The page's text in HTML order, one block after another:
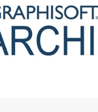
119.00 zł